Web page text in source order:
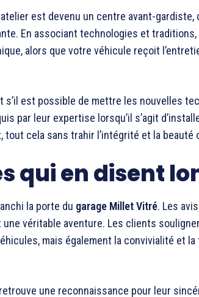
est devenu un centre avant-gardiste,
En associant technologies et
alors que votre véhicule reçoit
s’il est possible de mettre les nouvelles
par leur expertise lorsqu’il s’agit
cela sans trahir l’intégrité et la beauté
qui en disent
la porte du garage Millet Vitré. Les
une véritable aventure. Les clients
mais également la convivialité et
une reconnaissance pour leur